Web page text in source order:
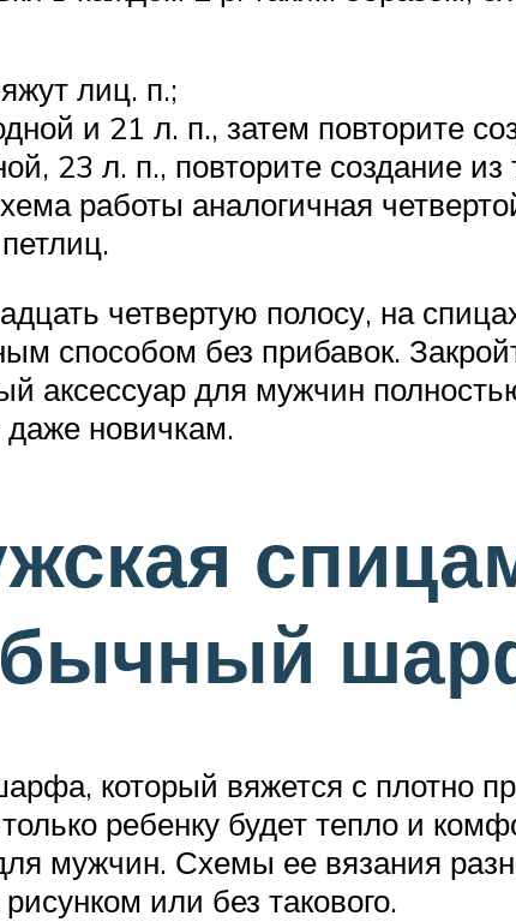
лиц. п.;
и 21 л. п., затем повторите
23 л. п., повторите создание из
работы аналогичная
четвертую полосу, на
способом без прибавок.
аксессуар для мужчин
даже новичкам.
который вяжется с плотно
ребенку будет тепло и
мужчин. Схемы ее вязания
или без такового.